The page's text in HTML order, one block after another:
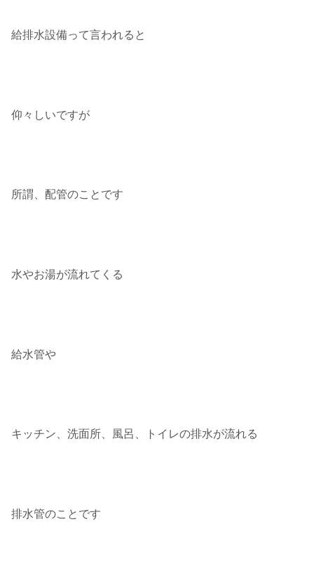
給排水設備って言われると
仰々しいですが
所謂、配管のことです
水やお湯が流れてくる
給水管や
キッチン、洗面所、風呂、トイレの排水が流れる
排水管のことです